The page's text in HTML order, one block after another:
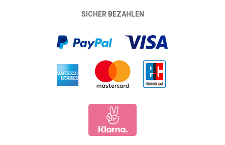
SICHER BEZAHLEN